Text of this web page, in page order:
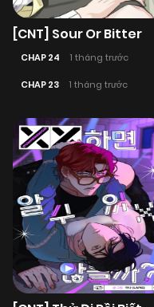
[CNT] Sour Or Bitter
CHAP 24 1 tháng trước
CHAP 23 1 tháng trước